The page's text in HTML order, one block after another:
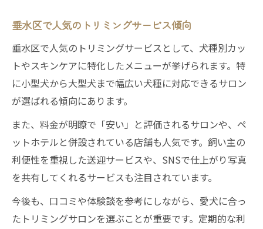
垂水区で人気のトリミングサービス傾向
垂水区で人気のトリミングサービスとして、犬種別カッ
トやスキンケアに特化したメニューが挙げられます。特
に小型犬から大型犬まで幅広い犬種に対応できるサロン
が選ばれる傾向にあります。
また、料金が明瞭で「安い」と評価されるサロンや、ペ
ットホテルと併設されている店舗も人気です。飼い主の
利便性を重視した送迎サービスや、SNSで仕上がり写真
を共有してくれるサービスも注目されています。
今後も、口コミや体験談を参考にしながら、愛犬に合っ
たトリミングサロンを選ぶことが重要です。定期的な利